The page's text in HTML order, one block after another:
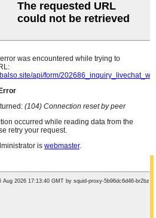
KOŜERA, HACCP, CE, NOP
konjakaj produktoj
kovris pli ol 40 landojn kaj
Kanado, Azio kaj Afriko.
konjakan